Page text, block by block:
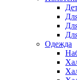
Одежда